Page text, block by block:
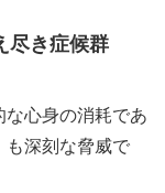
尽き症候群
心身の消耗であ
も深刻な脅威で